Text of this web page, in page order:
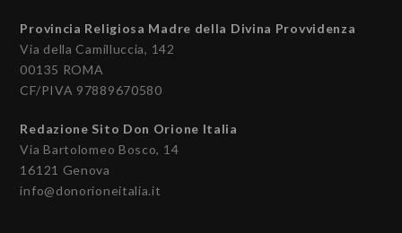
Provincia Religiosa Madre della Divina Provvidenza
Via della Camilluccia, 142
00135 ROMA
CF/PIVA 97889670580
Redazione Sito Don Orione Italia
Via Bartolomeo Bosco, 14
16121 Genova
info@donorioneitalia.it